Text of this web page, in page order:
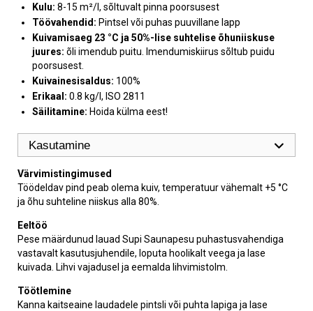
Kulu: 8-15 m²/l, sõltuvalt pinna poorsusest
Töövahendid: Pintsel või puhas puuvillane lapp
Kuivamisaeg 23 °C ja 50%-lise suhtelise õhuniiskuse
juures: õli imendub puitu. Imendumiskiirus sõltub puidu
poorsusest.
Kuivainesisaldus: 100%
Erikaal: 0.8 kg/l, ISO 2811
Säilitamine: Hoida külma eest!
Kasutamine
Värvimistingimused
Töödeldav pind peab olema kuiv, temperatuur vähemalt +5 °C
ja õhu suhteline niiskus alla 80%.
Eeltöö
Pese määrdunud lauad Supi Saunapesu puhastusvahendiga
vastavalt kasutusjuhendile, loputa hoolikalt veega ja lase
kuivada. Lihvi vajadusel ja eemalda lihvimistolm.
Töötlemine
Kanna kaitseaine laudadele pintsli või puhta lapiga ja lase